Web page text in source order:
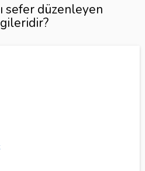
sefer düzenleyen